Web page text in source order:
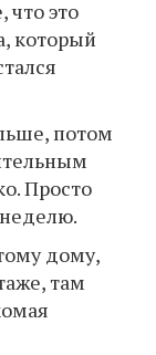
что это
который
потом
Просто
неделю.
дому,
там